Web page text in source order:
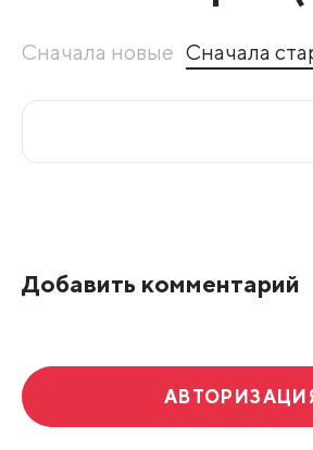
Сначала новые Сначала
Добавить комментарий